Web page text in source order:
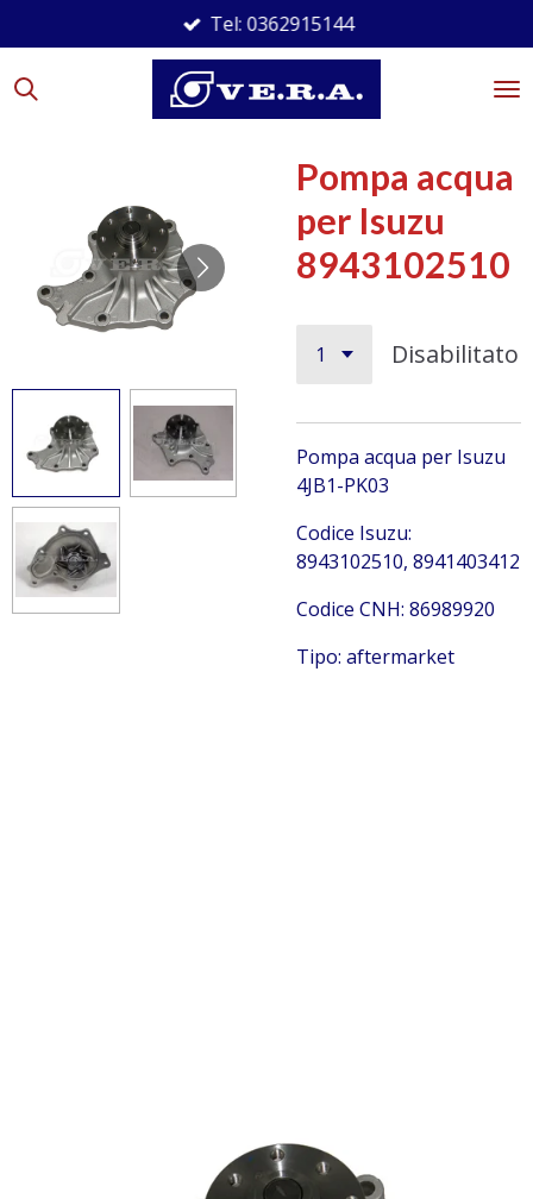
al
contenuto
Tel: 0362915144
Pompa acqua
per Isuzu
8943102510
Disabilitato
Pompa acqua per Isuzu
4JB1-PK03
Codice Isuzu:
8943102510, 8941403412
Codice CNH: 86989920
Tipo: aftermarket